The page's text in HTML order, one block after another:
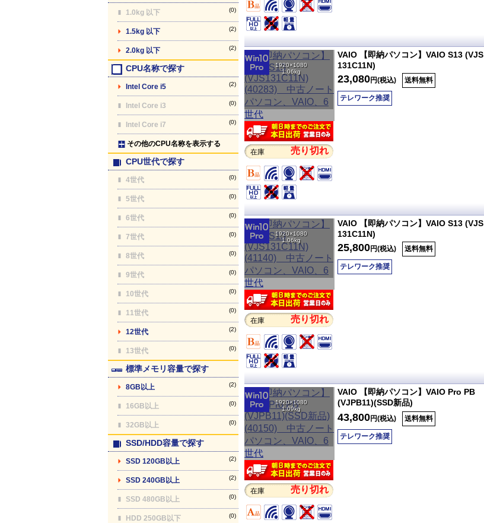
1.0kg 以下 (0)
1.5kg 以下 (2)
2.0kg 以下 (2)
CPU名称で探す
Intel Core i5 (2)
Intel Core i3 (0)
Intel Core i7 (0)
その他のCPU名称を表示する
CPU世代で探す
4世代 (0)
5世代 (0)
6世代 (0)
7世代 (0)
8世代 (0)
9世代 (0)
10世代 (0)
11世代 (0)
12世代 (2)
13世代 (0)
標準メモリ容量で探す
8GB以上 (2)
16GB以上 (0)
32GB以上 (0)
SSD/HDD容量で探す
SSD 120GB以上 (2)
SSD 240GB以上 (2)
SSD 480GB以上 (0)
HDD 250GB以下 (0)
1920×1080
1.06kg
在庫 売り切れ
VAIO 【即納パソコン】VAIO S13 (VJS
131C11N)
23,080円(税込) 送料無料
テレワーク推奨
1920×1080
1.06kg
在庫 売り切れ
VAIO 【即納パソコン】VAIO S13 (VJS
131C11N)
25,800円(税込) 送料無料
テレワーク推奨
1920×1080
1.09kg
在庫 売り切れ
VAIO 【即納パソコン】VAIO Pro PB
(VJPB11)(SSD新品)
43,800円(税込) 送料無料
テレワーク推奨